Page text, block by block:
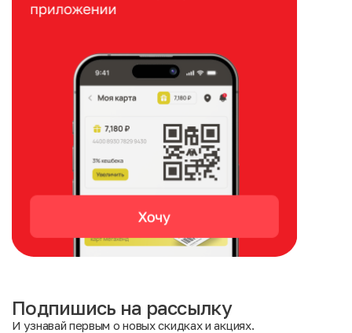
Подпишись на рассылку
И узнавай первым о новых скидках и акциях.